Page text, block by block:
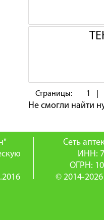
Страницы: 1
Не смогли найти
Сеть
ИНН:
ОГРН:
© 2014-